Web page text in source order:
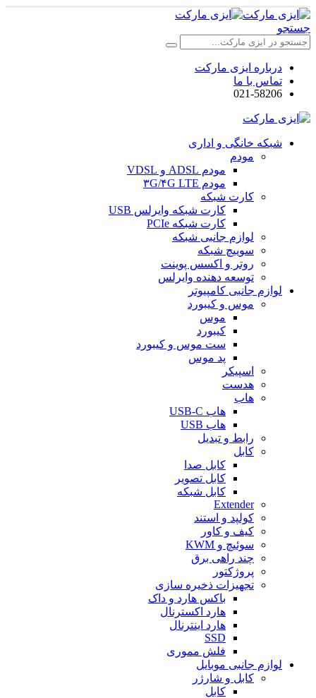
جستجو
درباره ایزی مارکت
تماس با ما
021-58206
شبکه خانگی و اداری
مودم
مودم ADSL و VDSL
مودم ۳G/۴G LTE
کارت شبکه
کارت شبکه وایرلس USB
کارت شبکه PCIe
لوازم جانبی شبکه
سوییچ شبکه
روتر و اکسس پوینت
توسعه دهنده وایرلس
لوازم جانبی کامپیوتر
موس و کیبورد
موس
کیبورد
ست موس و کیبورد
پد موس
اسپیکر
هدست
هاب
هاب USB-C
هاب USB
رابط و تبدیل
کابل
کابل صدا
کابل تصویر
کابل شبکه
Extender
کولپد و استند
کیف و کاور
سوئیچ و KWM
چند راهی برق
پروژکتور
تجهیزات ذخیره سازی
باکس هارد و داک
هارد اکسترنال
هارد اینترنال
SSD
فلش مموری
لوازم جانبی موبایل
کابل و شارژر
کابل